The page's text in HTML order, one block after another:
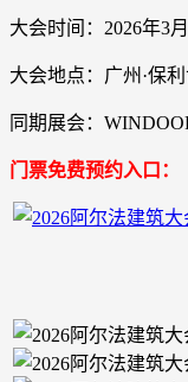
大会时间：2026年3
大会地点：广州·保
同期展会：
门票免费预约入口：